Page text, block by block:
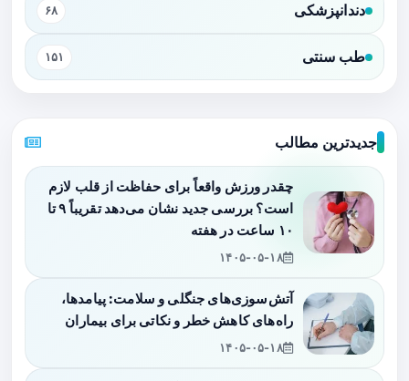
دندانپزشکی ۶۸
طب سنتی ۱۵۱
جدیدترین مطالب
چقدر ورزش واقعاً برای حفاظت از قلب لازم
است؟ بررسی جدید نشان می‌دهد تقریباً ۹ تا
۱۰ ساعت در هفته
۱۴۰۵-۰۵-۱۸
آتش‌سوزی‌های جنگلی و سلامت: پیامدها،
راه‌های کاهش خطر و نکاتی برای بیماران
۱۴۰۵-۰۵-۱۸